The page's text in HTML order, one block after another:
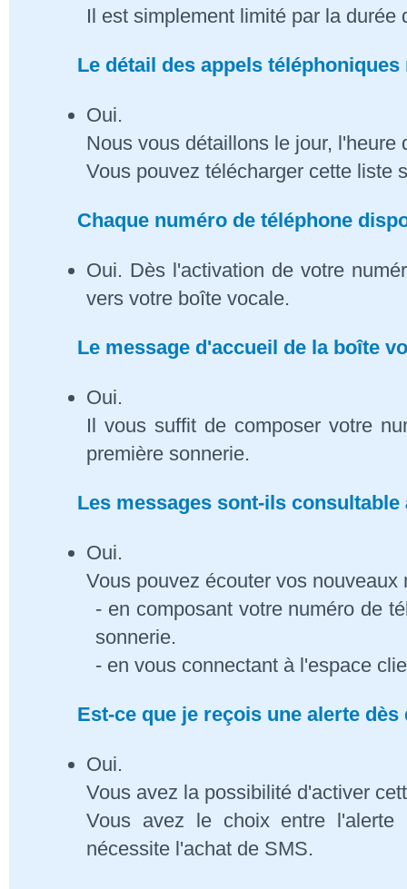
Il est simplement limité par la durée
Le détail des appels
Oui.
Nous vous détaillons le jour,
Vous pouvez télécharger cette liste
Chaque numéro de téléphone
Oui. Dès l'activation de votre
vers votre boîte vocale.
Le message d'accueil de la boîte
Oui.
Il vous suffit de composer votre
première sonnerie.
Les messages sont-ils
Oui.
Vous pouvez écouter vos nouveaux
- en composant votre numéro de
sonnerie.
- en vous connectant à l'espace
Est-ce que je reçois une alerte
Oui.
Vous avez la possibilité d'activer
Vous avez le choix entre
nécessite l'achat de SMS.